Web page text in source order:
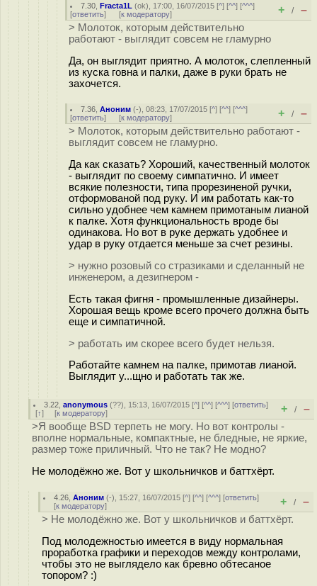
7.30 ,Fracta1L (ok), 17:00, 16/07/2015 [^] [^^] [^^^]
[ответить] [к модератору] + / –
> Молоток, которым действительно
работают - выглядит совсем не гламурно
Да, он выглядит приятно. А молоток, слепленный
из куска говна и палки, даже в руки брать не
захочется.
7.36 ,Аноним (-), 08:23, 17/07/2015 [^] [^^] [^^^]
[ответить] [к модератору] + / –
> Молоток, которым действительно работают -
выглядит совсем не гламурно.
Да как сказать? Хороший, качественный молоток
- выглядит по своему симпатично. И имеет
всякие полезности, типа прорезиненой ручки,
отформованой под руку. И им работать как-то
сильно удобнее чем камнем примотаным лианой
к палке. Хотя функциональность вроде бы
одинакова. Но вот в руке держать удобнее и
удар в руку отдается меньше за счет резины.
> нужно розовый со стразиками и сделанный не
инженером, а дезигнером -
Есть такая фигня - промышленные дизайнеры.
Хорошая вещь кроме всего прочего должна быть
еще и симпатичной.
> работать им скорее всего будет нельзя.
Работайте камнем на палке, примотав лианой.
Выглядит у...щно и работать так же.
3.22 ,anonymous (??), 15:13, 16/07/2015 [^] [^^] [^^^] [ответить]
[↑] [к модератору] + / –
>Я вообще BSD терпеть не могу. Но вот контролы -
вполне нормальные, компактные, не бледные, не яркие,
размер тоже приличный. Что не так? Не модно?
Не молодёжно же. Вот у школьничков и баттхёрт.
4.26 ,Аноним (-), 15:27, 16/07/2015 [^] [^^] [^^^] [ответить]
[к модератору] + / –
> Не молодёжно же. Вот у школьничков и баттхёрт.
Под молодежностью имеется в виду нормальная
проработка графики и переходов между контролами,
чтобы это не выглядело как бревно обтесаное
топором? :)